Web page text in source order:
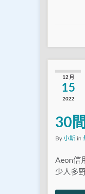
12 月
15
2022
30
By 小斯 in
Aeon信
少人多